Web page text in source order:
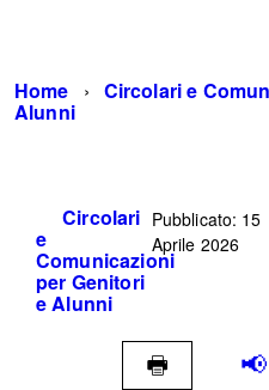
Home Circolari e
Alunni
Circolari
e
Comunicazioni
per Genitori
e Alunni
Pubblicato: 15
Aprile 2026